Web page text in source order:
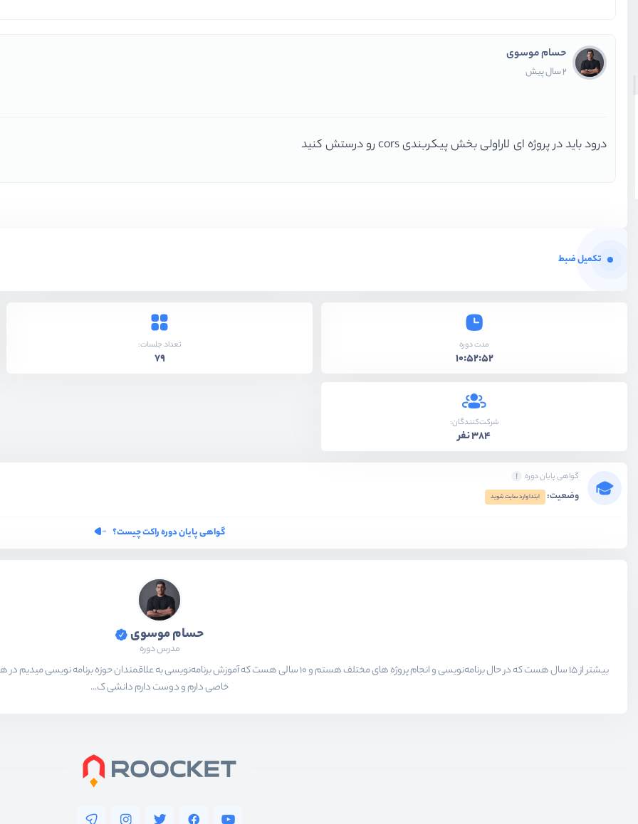
حسام موسوی
2 سال پیش
درود باید در پروژه ای لاراولی بخش پیکربندی cors رو درستش کنید
تکمیل ضبط
مدت دوره
10:52:52
تعداد جلسات:
79
شرکت‌کنندگان:
384 نفر
گواهی پایان دوره
وضعیت: ابتدا وارد سایت شوید
گواهی پایان دوره راکت چیست؟
حسام موسوی
مدرس دوره
بیشتر از ۱۵ سال هست که در حال برنامه‌نویسی و انجام پروژه های مختلف هستم و ۱۰ سالی هست که آموزش برنامه‌نویسی
خاصی دارم و دوست دارم دانشی ک...